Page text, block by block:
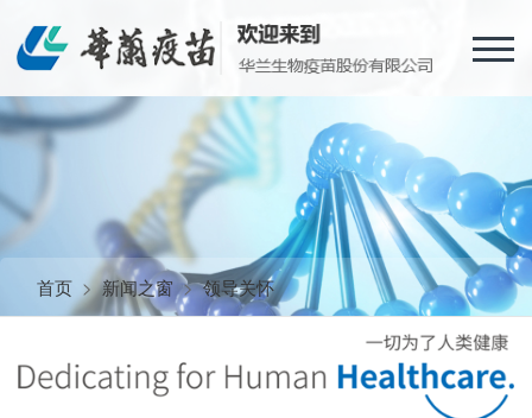
首页 > 新闻之窗 > 领导关怀